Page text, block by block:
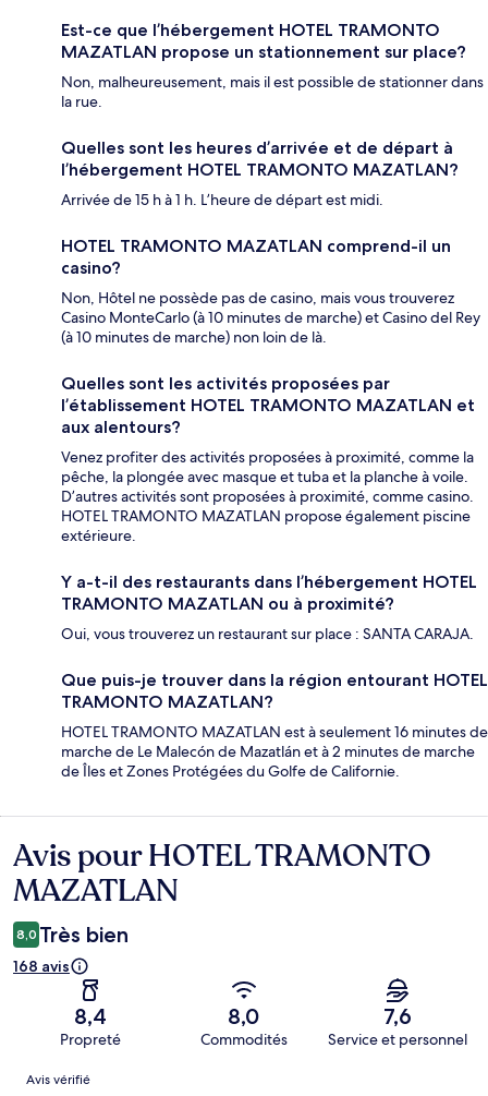
Est-ce que l’hébergement HOTEL TRAMONTO
MAZATLAN propose un stationnement sur place?
Non, malheureusement, mais il est possible de stationner dans
la rue.
Quelles sont les heures d’arrivée et de départ à
l’hébergement HOTEL TRAMONTO MAZATLAN?
Arrivée de 15 h à 1 h. L’heure de départ est midi.
HOTEL TRAMONTO MAZATLAN comprend-il un
casino?
Non, Hôtel ne possède pas de casino, mais vous trouverez
Casino MonteCarlo (à 10 minutes de marche) et Casino del Rey
(à 10 minutes de marche) non loin de là.
Quelles sont les activités proposées par
l’établissement HOTEL TRAMONTO MAZATLAN et
aux alentours?
Venez profiter des activités proposées à proximité, comme la
pêche, la plongée avec masque et tuba et la planche à voile.
D’autres activités sont proposées à proximité, comme casino.
HOTEL TRAMONTO MAZATLAN propose également piscine
extérieure.
Y a-t-il des restaurants dans l’hébergement HOTEL
TRAMONTO MAZATLAN ou à proximité?
Oui, vous trouverez un restaurant sur place : SANTA CARAJA.
Que puis-je trouver dans la région entourant HOTEL
TRAMONTO MAZATLAN?
HOTEL TRAMONTO MAZATLAN est à seulement 16 minutes de
marche de Le Malecón de Mazatlán et à 2 minutes de marche
de Îles et Zones Protégées du Golfe de Californie.
Avis
Avis pour HOTEL TRAMONTO
MAZATLAN
8,0 Très bien
168 avis
8,4
Propreté
8,0
Commodités
7,6
Service et personnel
Avis
Avis vérifié